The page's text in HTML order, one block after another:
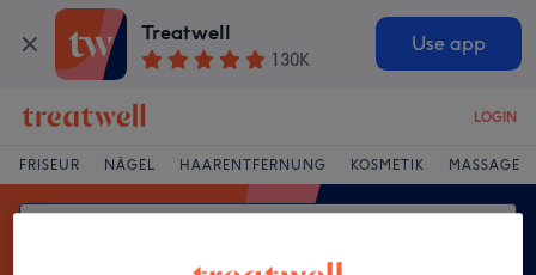
Treatwell
130K
Use app
LOGIN
FRISEUR NÄGEL HAARENTFERNUNG KOSMETIK MASSAGE